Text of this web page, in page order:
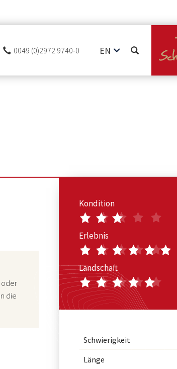
0049 (0)2972 9740-0
EN
NL
oder
die
Kondition
Erlebnis
Landschaft
Schwierigkeit
Länge